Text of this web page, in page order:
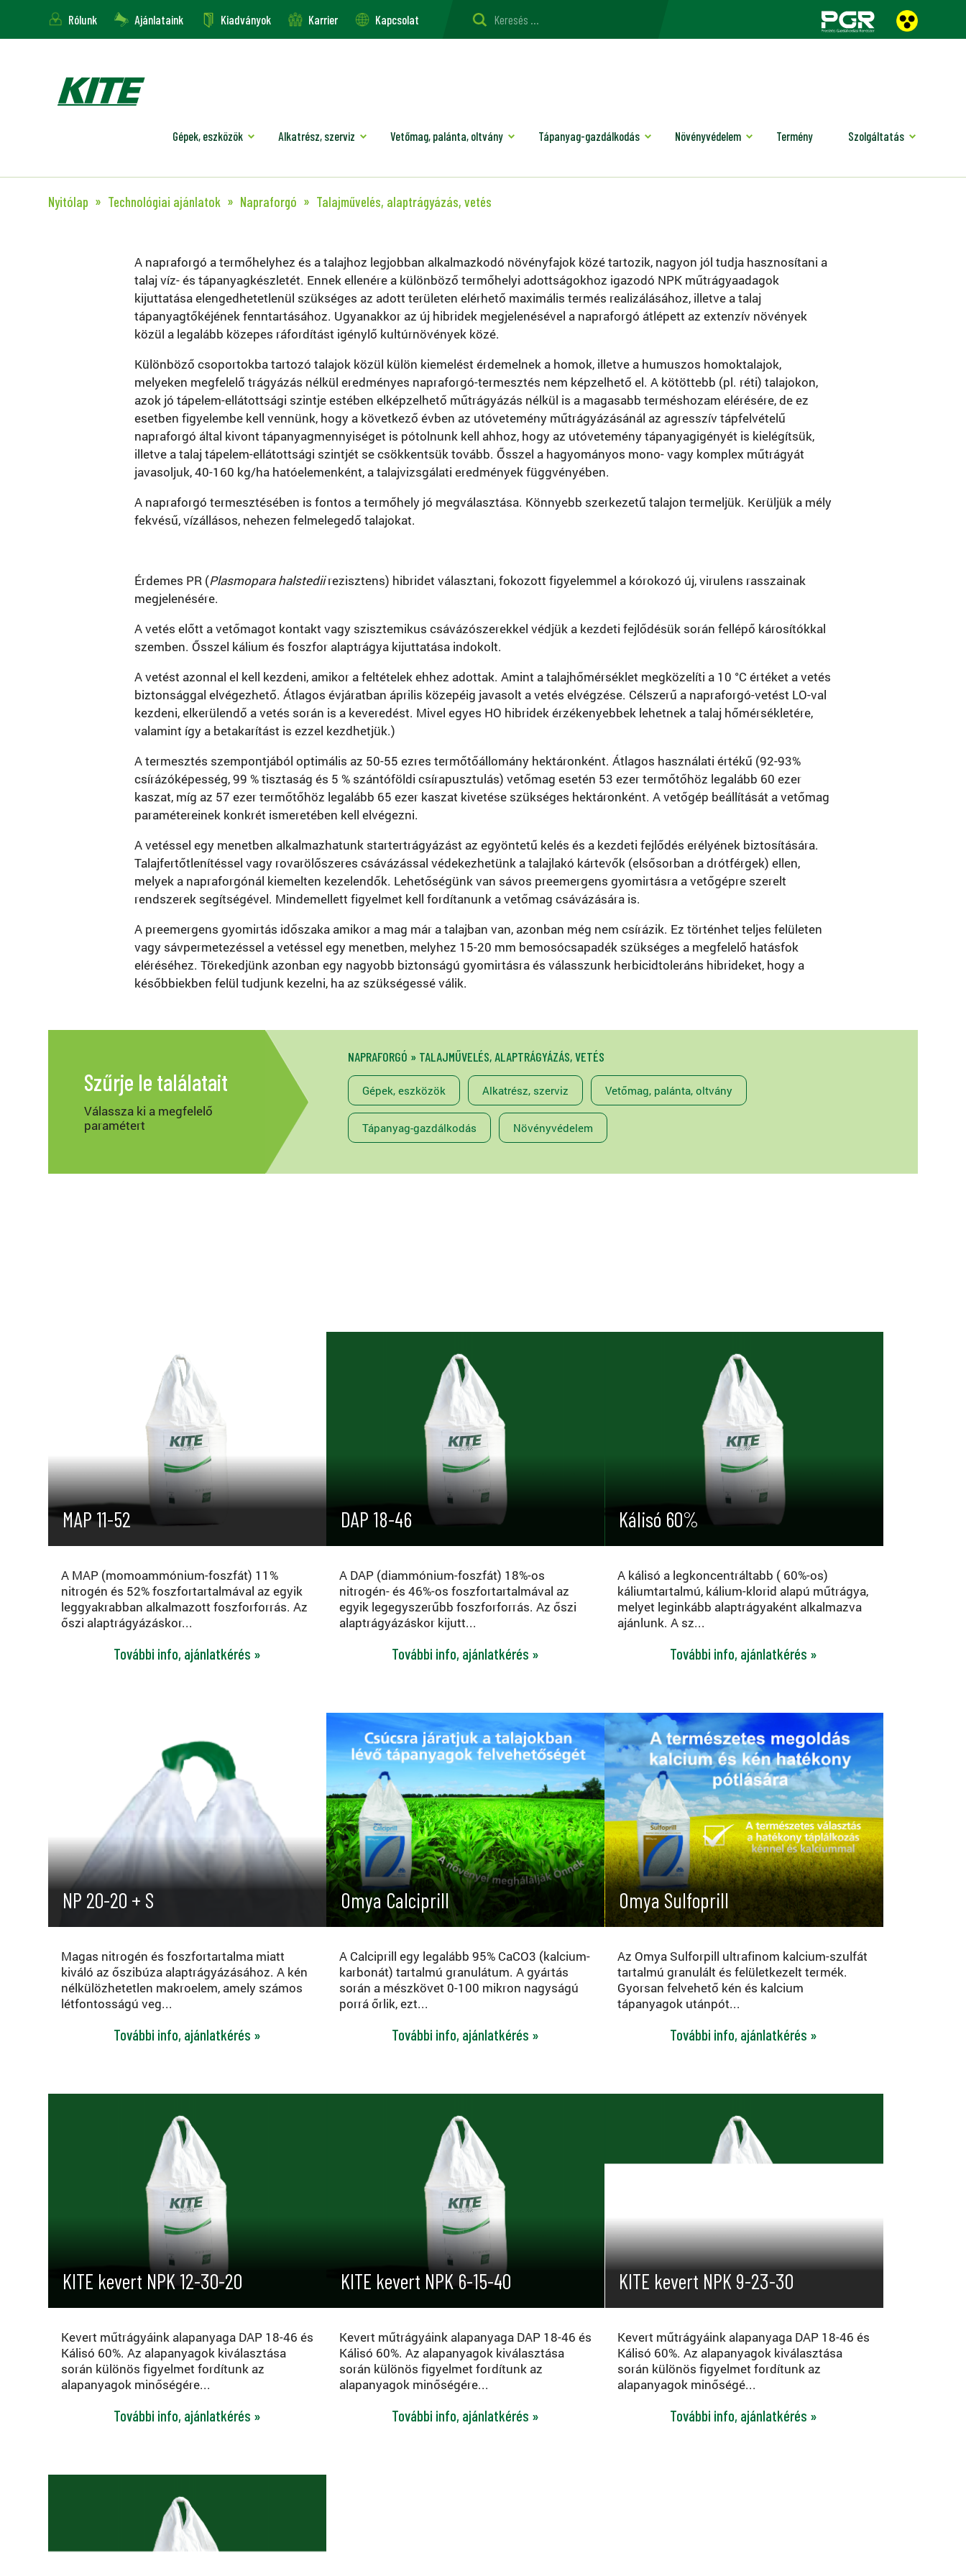
Rólunk Ajánlataink Kiadványok Karrier Kapcsolat
Gépek, eszközök Alkatrész, szerviz Vetőmag, palánta, oltvány Tápanyag-gazdálkodás Növényvédelem Termény Szolgáltatás
Nyitólap Technológiai ajánlatok Napraforgó Talajművelés, alaptrágyázás, vetés
A napraforgó a termőhelyhez és a talajhoz legjobban alkalmazkodó növényfajok közé tartozik, nagyon jól tudja hasznosítani a
talaj víz- és tápanyagkészletét. Ennek ellenére a különböző termőhelyi adottságokhoz igazodó NPK műtrágyaadagok
kijuttatása elengedhetetlenül szükséges az adott területen elérhető maximális termés realizálásához, illetve a talaj
tápanyagtőkéjének fenntartásához. Ugyanakkor az új hibridek megjelenésével a napraforgó átlépett az extenzív növények
közül a legalább közepes ráfordítást igénylő kultúrnövények közé.
Különböző csoportokba tartozó talajok közül külön kiemelést érdemelnek a homok, illetve a humuszos homoktalajok,
melyeken megfelelő trágyázás nélkül eredményes napraforgó-termesztés nem képzelhető el. A kötöttebb (pl. réti) talajokon,
azok jó tápelem-ellátottsági szintje estében elképzelhető műtrágyázás nélkül is a magasabb terméshozam elérésére, de ez
esetben figyelembe kell vennünk, hogy a következő évben az utóvetemény műtrágyázásánál az agresszív tápfelvételű
napraforgó által kivont tápanyagmennyiséget is pótolnunk kell ahhoz, hogy az utóvetemény tápanyagigényét is kielégítsük,
illetve a talaj tápelem-ellátottsági szintjét se csökkentsük tovább. Ősszel a hagyományos mono- vagy komplex műtrágyát
javasoljuk, 40-160 kg/ha hatóelemenként, a talajvizsgálati eredmények függvényében.
A napraforgó termesztésében is fontos a termőhely jó megválasztása. Könnyebb szerkezetű talajon termeljük. Kerüljük a mély
fekvésű, vízállásos, nehezen felmelegedő talajokat.
Érdemes PR (Plasmopara halstediirezisztens) hibridet választani, fokozott figyelemmel a kórokozó új, virulens rasszainak
megjelenésére.
A vetés előtt a vetőmagot kontakt vagy szisztemikus csávázószerekkel védjük a kezdeti fejlődésük során fellépő károsítókkal
szemben. Ősszel kálium és foszfor alaptrágya kijuttatása indokolt.
A vetést azonnal el kell kezdeni, amikor a feltételek ehhez adottak. Amint a talajhőmérséklet megközelíti a 10 °C értéket a vetés
biztonsággal elvégezhető. Átlagos évjáratban április közepéig javasolt a vetés elvégzése. Célszerű a napraforgó-vetést LO-val
kezdeni, elkerülendő a vetés során is a keveredést. Mivel egyes HO hibridek érzékenyebbek lehetnek a talaj hőmérsékletére,
valamint így a betakarítást is ezzel kezdhetjük.)
A termesztés szempontjából optimális az 50-55 ezres termőtőállomány hektáronként. Átlagos használati értékű (92-93%
csírázóképesség, 99 % tisztaság és 5 % szántóföldi csírapusztulás) vetőmag esetén 53 ezer termőtőhöz legalább 60 ezer
kaszat, míg az 57 ezer termőtőhöz legalább 65 ezer kaszat kivetése szükséges hektáronként. A vetőgép beállítását a vetőmag
paramétereinek konkrét ismeretében kell elvégezni.
A vetéssel egy menetben alkalmazhatunk startertrágyázást az egyöntetű kelés és a kezdeti fejlődés erélyének biztosítására.
Talajfertőtlenítéssel vagy rovarölőszeres csávázással védekezhetünk a talajlakó kártevők (elsősorban a drótférgek) ellen,
melyek a napraforgónál kiemelten kezelendők. Lehetőségünk van sávos preemergens gyomirtásra a vetőgépre szerelt
rendszerek segítségével. Mindemellett figyelmet kell fordítanunk a vetőmag csávázására is.
A preemergens gyomirtás időszaka amikor a mag már a talajban van, azonban még nem csírázik. Ez történhet teljes felületen
vagy sávpermetezéssel a vetéssel egy menetben, melyhez 15-20 mm bemosócsapadék szükséges a megfelelő hatásfok
eléréséhez. Törekedjünk azonban egy nagyobb biztonságú gyomirtásra és válasszunk herbicidtoleráns hibrideket, hogy a
későbbiekben felül tudjunk kezelni, ha az szükségessé válik.
Szűrje le találatait
Válassza ki a megfelelő
paramétert
NAPRAFORGÓ » TALAJMŰVELÉS, ALAPTRÁGYÁZÁS, VETÉS
Gépek, eszközök Alkatrész, szerviz Vetőmag, palánta, oltvány
Tápanyag-gazdálkodás Növényvédelem
MAP 11-52
A MAP (momoammónium-foszfát) 11%
nitrogén és 52% foszfortartalmával az egyik
leggyakrabban alkalmazott foszforforrás. Az
őszi alaptrágyázáskor...
További info, ajánlatkérés »
DAP 18-46
A DAP (diammónium-foszfát) 18%-os
nitrogén- és 46%-os foszfortartalmával az
egyik legegyszerűbb foszforforrás. Az őszi
alaptrágyázáskor kijutt...
További info, ajánlatkérés »
Kálisó 60%
A kálisó a legkoncentráltabb ( 60%-os)
káliumtartalmú, kálium-klorid alapú műtrágya,
melyet leginkább alaptrágyaként alkalmazva
ajánlunk. A sz...
További info, ajánlatkérés »
NP 20-20 + S
Magas nitrogén és foszfortartalma miatt
kiváló az őszibúza alaptrágyázásához. A kén
nélkülözhetetlen makroelem, amely számos
létfontosságú veg...
További info, ajánlatkérés »
Omya Calciprill
A Calciprill egy legalább 95% CaCO3 (kalcium-
karbonát) tartalmú granulátum. A gyártás
során a mészkövet 0-100 mikron nagyságú
porrá őrlik, ezt...
További info, ajánlatkérés »
Omya Sulfoprill
Az Omya Sulforpill ultrafinom kalcium-szulfát
tartalmú granulált és felületkezelt termék.
Gyorsan felvehető kén és kalcium
tápanyagok utánpót...
További info, ajánlatkérés »
KITE kevert NPK 12-30-20
Kevert műtrágyáink alapanyaga DAP 18-46 és
Kálisó 60%. Az alapanyagok kiválasztása
során különös figyelmet fordítunk az
alapanyagok minőségére...
További info, ajánlatkérés »
KITE kevert NPK 6-15-40
Kevert műtrágyáink alapanyaga DAP 18-46 és
Kálisó 60%. Az alapanyagok kiválasztása
során különös figyelmet fordítunk az
alapanyagok minőségére...
További info, ajánlatkérés »
KITE kevert NPK 9-23-30
Kevert műtrágyáink alapanyaga DAP 18-46 és
Kálisó 60%. Az alapanyagok kiválasztása
során különös figyelmet fordítunk az
alapanyagok minőségé...
További info, ajánlatkérés »